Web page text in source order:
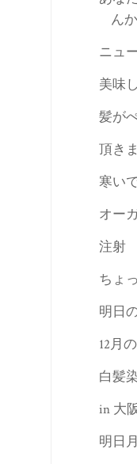
ん
ニュ
美味
髪が
頂き
寒い
オー
注射
ちょ
明日
12月
白髪
in 大
明日